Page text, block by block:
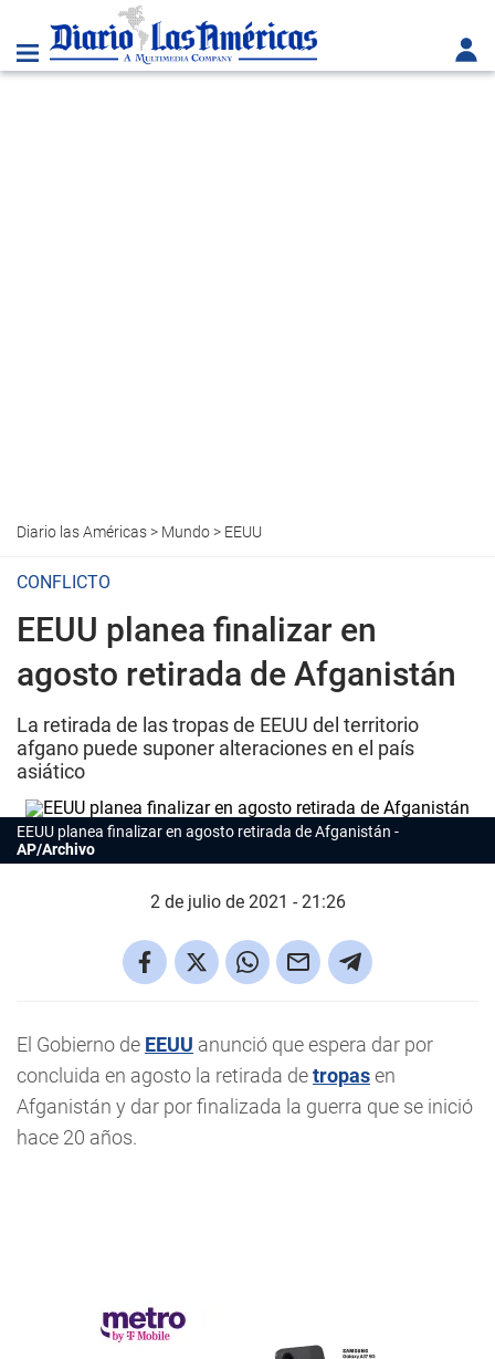
Diario las Américas> Mundo> EEUU
CONFLICTO
EEUU planea finalizar en
agosto retirada de Afganistán
La retirada de las tropas de EEUU del territorio
afgano puede suponer alteraciones en el país
asiático
EEUU planea finalizar en agosto retirada de Afganistán
AP/Archivo
2 de julio de 2021 - 21:26
El Gobierno de EEUU anunció que espera dar por
concluida en agosto la retirada detropasen
Afganistán y dar por finalizada la guerra que se inició
hace 20 años.